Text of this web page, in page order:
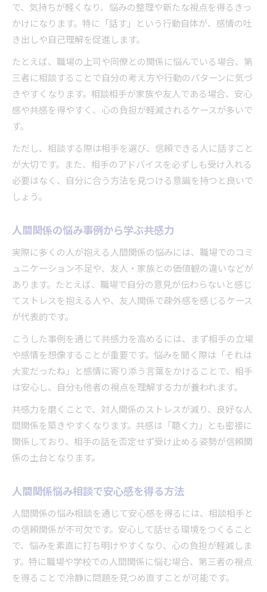
で、気持ちが軽くなり、悩みの整理や新たな視点を得るきっ
かけになります。特に「話す」という行動自体が、感情の吐
き出しや自己理解を促進します。
たとえば、職場の上司や同僚との関係に悩んでいる場合、第
三者に相談することで自分の考え方や行動のパターンに気づ
きやすくなります。相談相手が家族や友人である場合、安心
感や共感を得やすく、心の負担が軽減されるケースが多いで
す。
ただし、相談する際は相手を選び、信頼できる人に話すこと
が大切です。また、相手のアドバイスを必ずしも受け入れる
必要はなく、自分に合う方法を見つける意識を持つと良いで
しょう。
人間関係の悩み事例から学ぶ共感力
実際に多くの人が抱える人間関係の悩みには、職場でのコミ
ュニケーション不足や、友人・家族との価値観の違いなどが
あります。たとえば、職場で自分の意見が伝わらないと感じ
てストレスを抱える人や、友人関係で疎外感を感じるケース
が代表的です。
こうした事例を通じて共感力を高めるには、まず相手の立場
や感情を想像することが重要です。悩みを聞く際は「それは
大変だったね」と感情に寄り添う言葉をかけることで、相手
は安心し、自分も他者の視点を理解する力が養われます。
共感力を磨くことで、対人関係のストレスが減り、良好な人
間関係を築きやすくなります。共感は「聴く力」とも密接に
関係しており、相手の話を否定せず受け止める姿勢が信頼関
係の土台となります。
人間関係悩み相談で安心感を得る方法
人間関係の悩み相談を通じて安心感を得るには、相談相手と
の信頼関係が不可欠です。安心して話せる環境をつくること
で、悩みを素直に打ち明けやすくなり、心の負担が軽減しま
す。特に職場や学校での人間関係に悩む場合、第三者の視点
を得ることで冷静に問題を見つめ直すことが可能です。